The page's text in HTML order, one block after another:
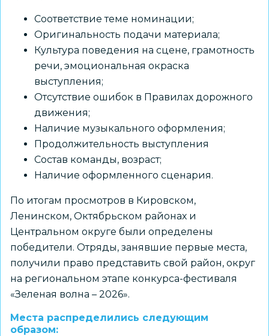
Соответствие теме номинации;
Оригинальность подачи материала;
Культура поведения на сцене, грамотность
речи, эмоциональная окраска
выступления;
Отсутствие ошибок в Правилах дорожного
движения;
Наличие музыкального оформления;
Продолжительность выступления
Состав команды, возраст;
Наличие оформленного сценария.
По итогам просмотров в Кировском,
Ленинском, Октябрьском районах и
Центральном округе были определены
победители. Отряды, занявшие первые места,
получили право представить свой район, округ
на региональном этапе конкурса-фестиваля
«Зеленая волна – 2026».
Места распределились следующим
образом: